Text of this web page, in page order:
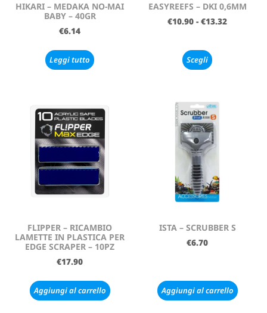
HIKARI – MEDAKA NO-MAI
BABY – 40GR
€6.14
Leggi tutto
EASYREEFS – DKI 0,6MM
€10.90 - €13.32
Scegli
FLIPPER – RICAMBIO
LAMETTE IN PLASTICA PER
EDGE SCRAPER – 10PZ
€17.90
Aggiungi al carrello
ISTA – SCRUBBER S
€6.70
Aggiungi al carrello